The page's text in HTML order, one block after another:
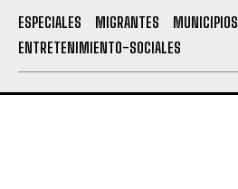
ESPECIALES MIGRANTES MUNICIPIOS
ENTRETENIMIENTO-SOCIALES